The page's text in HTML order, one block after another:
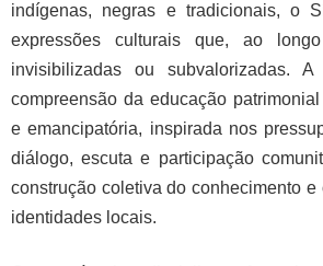
indígenas, negras e tradicionais, o
expressões culturais que, ao
invisibilizadas ou subvalorizadas.
compreensão da educação
e emancipatória, inspirada nos
diálogo, escuta e participação
construção coletiva do conhecimento e
identidades locais.